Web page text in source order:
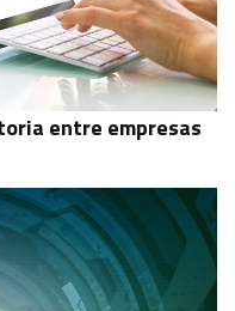
entre empresas